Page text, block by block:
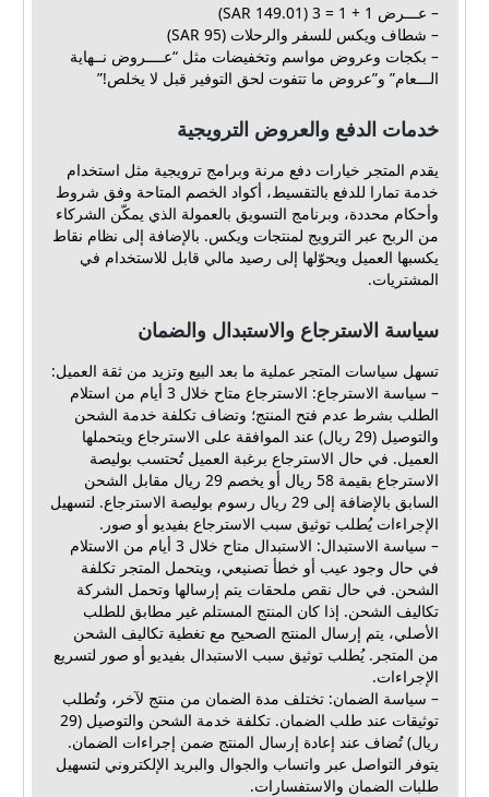
– عـــرض 1 + 1 = 3 (149.01 SAR)
– شطاف ويكس للسفر والرحلات (95 SAR)
– بكجات وعروض مواسم وتخفيضات مثل “عــــروض نــهاية
الـــعام” و”عروض ما تتفوت لحق التوفير قبل لا يخلص!”
خدمات الدفع والعروض الترويجية
يقدم المتجر خيارات دفع مرنة وبرامج ترويجية مثل استخدام
خدمة تمارا للدفع بالتقسيط، أكواد الخصم المتاحة وفق شروط
وأحكام محددة، وبرنامج التسويق بالعمولة الذي يمكّن الشركاء
من الربح عبر الترويج لمنتجات ويكس. بالإضافة إلى نظام نقاط
يكسبها العميل ويحوّلها إلى رصيد مالي قابل للاستخدام في
المشتريات.
سياسة الاسترجاع والاستبدال والضمان
تسهل سياسات المتجر عملية ما بعد البيع وتزيد من ثقة العميل:
– سياسة الاسترجاع: الاسترجاع متاح خلال 3 أيام من استلام
الطلب بشرط عدم فتح المنتج؛ وتضاف تكلفة خدمة الشحن
والتوصيل (29 ريال) عند الموافقة على الاسترجاع ويتحملها
العميل. في حال الاسترجاع برغبة العميل تُحتسب بوليصة
الاسترجاع بقيمة 58 ريال أو يخصم 29 ريال مقابل الشحن
السابق بالإضافة إلى 29 ريال رسوم بوليصة الاسترجاع. لتسهيل
الإجراءات يُطلب توثيق سبب الاسترجاع بفيديو أو صور.
– سياسة الاستبدال: الاستبدال متاح خلال 3 أيام من الاستلام
في حال وجود عيب أو خطأ تصنيعي، ويتحمل المتجر تكلفة
الشحن. في حال نقص ملحقات يتم إرسالها وتحمل الشركة
تكاليف الشحن. إذا كان المنتج المستلم غير مطابق للطلب
الأصلي، يتم إرسال المنتج الصحيح مع تغطية تكاليف الشحن
من المتجر. يُطلب توثيق سبب الاستبدال بفيديو أو صور لتسريع
الإجراءات.
– سياسة الضمان: تختلف مدة الضمان من منتج لآخر، وتُطلب
توثيقات عند طلب الضمان. تكلفة خدمة الشحن والتوصيل (29
ريال) تُضاف عند إعادة إرسال المنتج ضمن إجراءات الضمان.
يتوفر التواصل عبر واتساب والجوال والبريد الإلكتروني لتسهيل
طلبات الضمان والاستفسارات.